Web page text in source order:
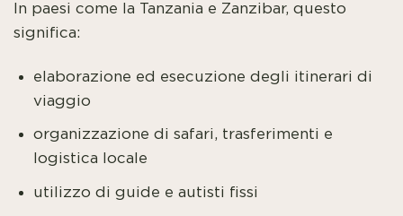
In paesi come la Tanzania e Zanzibar, questo
significa:
elaborazione ed esecuzione degli itinerari di
viaggio
organizzazione di safari, trasferimenti e
logistica locale
utilizzo di guide e autisti fissi